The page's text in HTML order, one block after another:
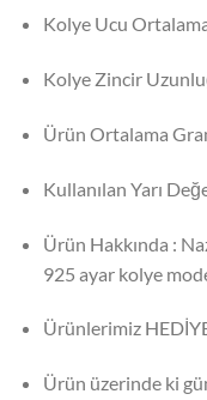
Kolye Ucu
Kolye Zincir
Ürün Ortalama
Kullanılan Yarı
Ürün Hakkında :
925 ayar kolye
Ürünlerimiz
Ürün üzerinde ki